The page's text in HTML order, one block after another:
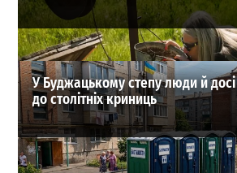
У Буджацькому степу люди й
до столітніх криниць